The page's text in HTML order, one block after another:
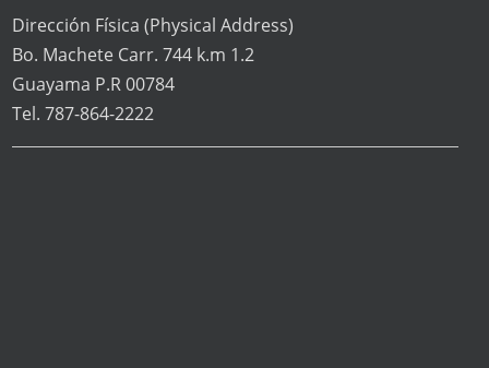
Dirección Física (Physical Address)
Bo. Machete Carr. 744 k.m 1.2
Guayama P.R 00784
Tel. 787-864-2222